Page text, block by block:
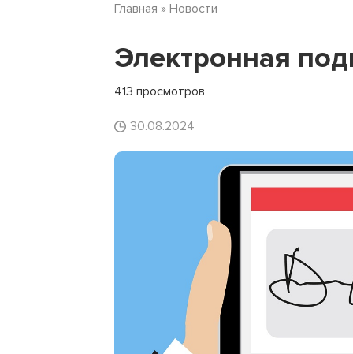
Главная » Новости
Электронная
413 просмотров
30.08.2024